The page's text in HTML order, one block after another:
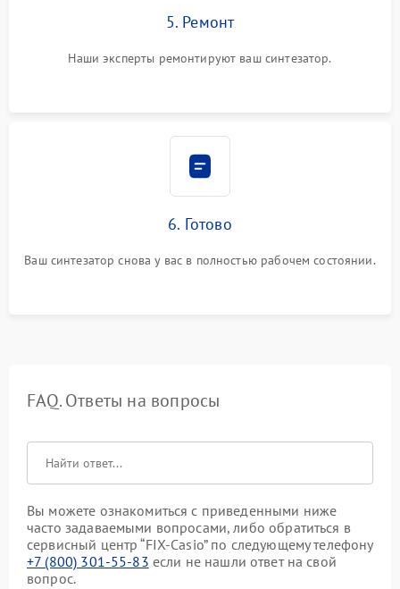
5. Ремонт
Наши эксперты ремонтируют ваш синтезатор.
6. Готово
Ваш синтезатор снова у вас в полностью рабочем состоянии.
FAQ. Ответы на вопросы
Вы можете ознакомиться с приведенными ниже
часто задаваемыми вопросами, либо обратиться в
сервисный центр “FIX-Casio” по следующему телефону
+7 (800) 301-55-83 если не нашли ответ на свой
вопрос.